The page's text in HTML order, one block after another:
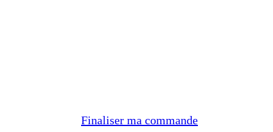
Finaliser ma commande